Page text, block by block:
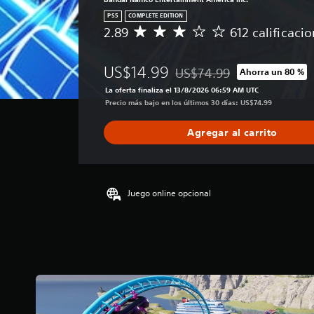
PS5 COMPLETE EDITION
C
i
f
i
a
c
ó
p
i
:
2.89 612
US$14.99 Rebajado del precio original
US$74.99 Ahorra un 80 %
La oferta finaliza el 13/8/2026 06:59 AM UTC
Precio más bajo en los últimos 30 días: US$74.99
Agregar al carrito
Juego online opcional